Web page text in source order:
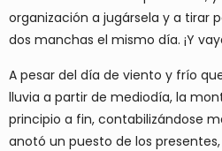
organización a jugársela y a tirar
dos manchas el mismo día. ¡Y
A pesar del día de viento y frío
lluvia a partir de mediodía, la
principio a fin, contabilizándose
anotó un puesto de los